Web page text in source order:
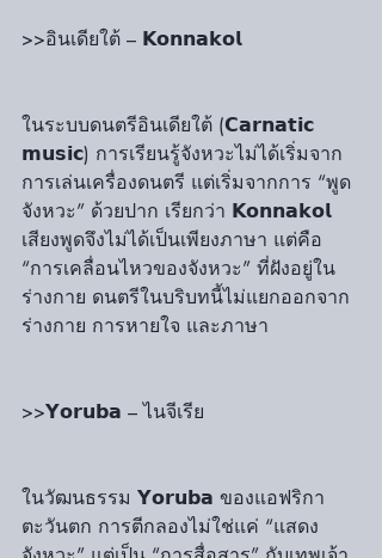
>>อินเดียใต้ – 𝗞𝗼𝗻𝗻𝗮𝗸𝗼𝗹
ในระบบดนตรีอินเดียใต้ (𝗖𝗮𝗿𝗻𝗮𝘁𝗶𝗰
𝗺𝘂𝘀𝗶𝗰) การเรียนรู้จังหวะไม่ได้เริ่มจาก
การเล่นเครื่องดนตรี แต่เริ่มจากการ “พูด
จังหวะ” ด้วยปาก เรียกว่า 𝗞𝗼𝗻𝗻𝗮𝗸𝗼𝗹
เสียงพูดจึงไม่ได้เป็นเพียงภาษา แต่คือ
“การเคลื่อนไหวของจังหวะ” ที่ฝังอยู่ใน
ร่างกาย ดนตรีในบริบทนี้ไม่แยกออกจาก
ร่างกาย การหายใจ และภาษา
>>𝗬𝗼𝗿𝘂𝗯𝗮 – ไนจีเรีย
ในวัฒนธรรม 𝗬𝗼𝗿𝘂𝗯𝗮 ของแอฟริกา
ตะวันตก การตีกลองไม่ใช่แค่ “แสดง